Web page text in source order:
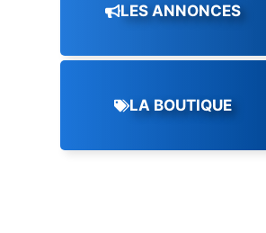
LES ANNONCES
LA BOUTIQUE